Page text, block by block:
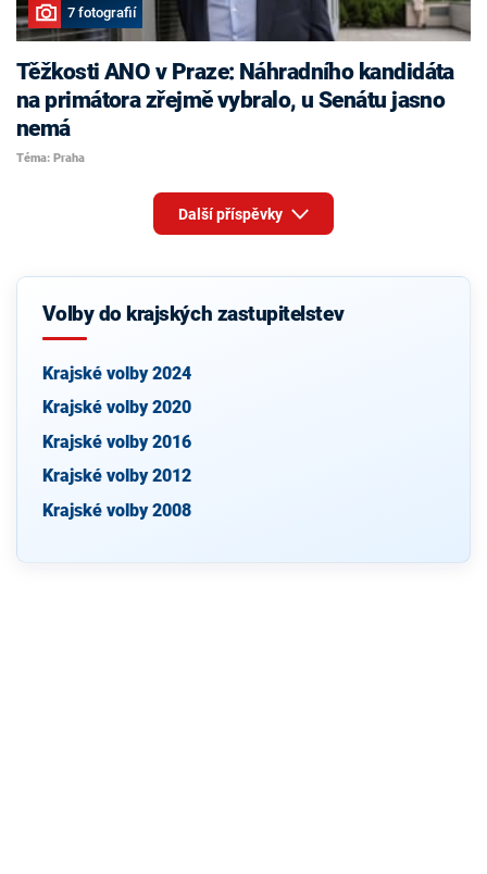
7 fotografií
Těžkosti ANO v Praze: Náhradního kandidáta
na primátora zřejmě vybralo, u Senátu jasno
nemá
Téma: Praha
Další příspěvky
Volby do krajských zastupitelstev
Krajské volby 2024
Krajské volby 2020
Krajské volby 2016
Krajské volby 2012
Krajské volby 2008